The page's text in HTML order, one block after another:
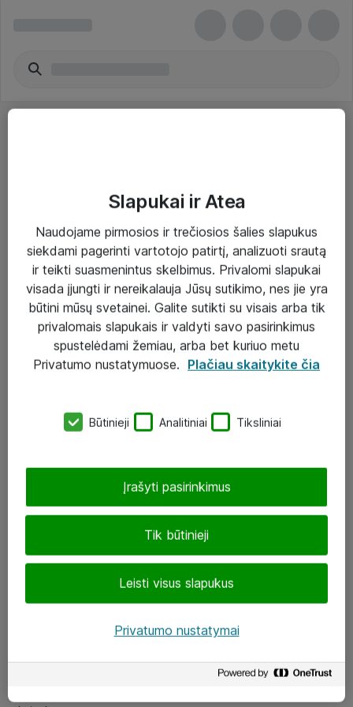
Paslaugos
Sprendimai
Įgyvendinti projektai
Atea ekspertų patarimai verslui
eShop@atea.lt
LinkedIn
Slapukai ir Atea
Naudojame pirmosios ir trečiosios šalies slapukus
siekdami pagerinti vartotojo patirtį, analizuoti srautą
ir teikti suasmenintus skelbimus. Privalomi slapukai
visada įjungti ir nereikalauja Jūsų sutikimo, nes jie yra
būtini mūsų svetainei. Galite sutikti su visais arba tik
privalomais slapukais ir valdyti savo pasirinkimus
spustelėdami žemiau, arba bet kuriuo metu
Privatumo nustatymuose. Plačiau skaitykite čia
Būtinieji Analitiniai Tiksliniai
Tik būtinieji
Leisti visus slapukus
Įrašyti pasirinkimus
Privatumo nustatymai